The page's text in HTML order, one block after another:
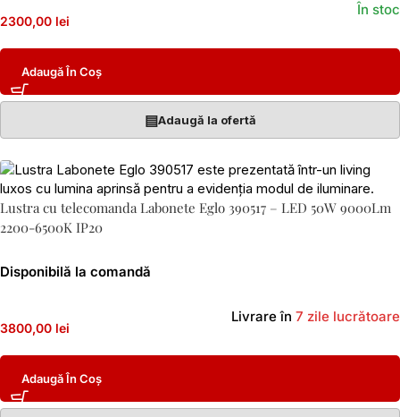
2300,00 lei
În stoc
Adaugă În Coș
▤Adaugă la ofertă
Lustra cu telecomanda Labonete Eglo 390517 – LED 50W 9000Lm
2200-6500K IP20
Disponibilă la comandă
3800,00 lei
Livrare în 7 zile lucrătoare
Adaugă În Coș